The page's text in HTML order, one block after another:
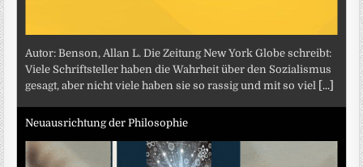
Autor: Benson, Allan L. Die Zeitung New York Globe schreibt:
Viele Schriftsteller haben die Wahrheit über den Sozialismus
gesagt, aber nicht viele haben sie so rassig und mit so viel
[...]
Neuausrichtung der Philosophie